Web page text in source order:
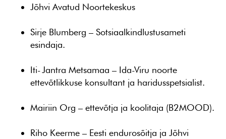
Jõhvi Avatud Noortekeskus
Sirje Blumberg – Sotsiaalkindlustusameti
esindaja.
Iti-Jantra Metsamaa – Ida-Viru noorte
ettevõtlikkuse konsultant ja haridusspetsialist.
Mairiin Org – ettevõtja ja koolitaja (B2MOOD).
Riho Keerme – Eesti endurosõitja ja Jõhvi